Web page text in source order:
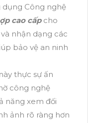
dụng Công nghệ
cao cấpcho
nhận dạng các
bảo vệ an ninh
thực sự ấn
công nghệ
năng xem đối
ảnh rõ ràng hơn